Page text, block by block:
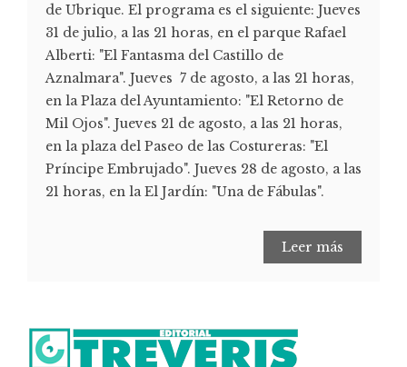
de Ubrique. El programa es el siguiente: Jueves
31 de julio, a las 21 horas, en el parque Rafael
Alberti: "El Fantasma del Castillo de
Aznalmara". Jueves 7 de agosto, a las 21 horas,
en la Plaza del Ayuntamiento: "El Retorno de
Mil Ojos". Jueves 21 de agosto, a las 21 horas,
en la plaza del Paseo de las Costureras: "El
Príncipe Embrujado". Jueves 28 de agosto, a las
21 horas, en la El Jardín: "Una de Fábulas".
Leer más